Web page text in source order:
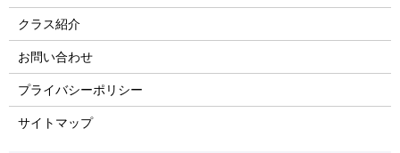
クラス紹介
お問い合わせ
プライバシーポリシー
サイトマップ